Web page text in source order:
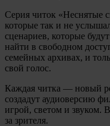
Серия читок «‎Неснятые
которые так и не
сценариев, которые
найти в свободном
семейных архивах, и
свой голос.
Каждая читка — новый
создадут аудиоверсию
игрой, светом и звуком.
за зрителя.